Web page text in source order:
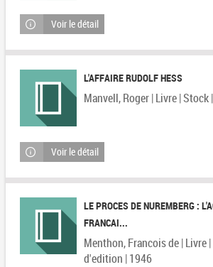
Voir le détail
L'AFFAIRE RUDOLF HESS
Manvell, Roger | Livre | Stock
Voir le détail
LE PROCES DE NUREMBERG :
FRANCAI...
Menthon, Francois de | Livre
d'edition | 1946